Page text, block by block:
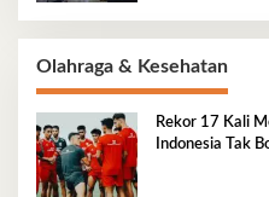
Olahraga & Kesehatan
Rekor 17 Kali
Indonesia Tak